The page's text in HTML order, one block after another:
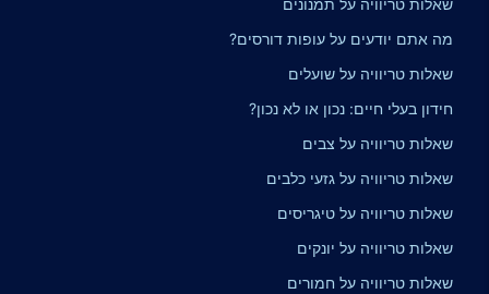
מה אתם יודעים על עופות דורסים?
שאלות טריוויה על שועלים
חידון בעלי חיים: נכון או לא נכון?
שאלות טריוויה על צבים
שאלות טריוויה על גזעי כלבים
שאלות טריוויה על טיגריסים
שאלות טריוויה על יונקים
שאלות טריוויה על חמורים